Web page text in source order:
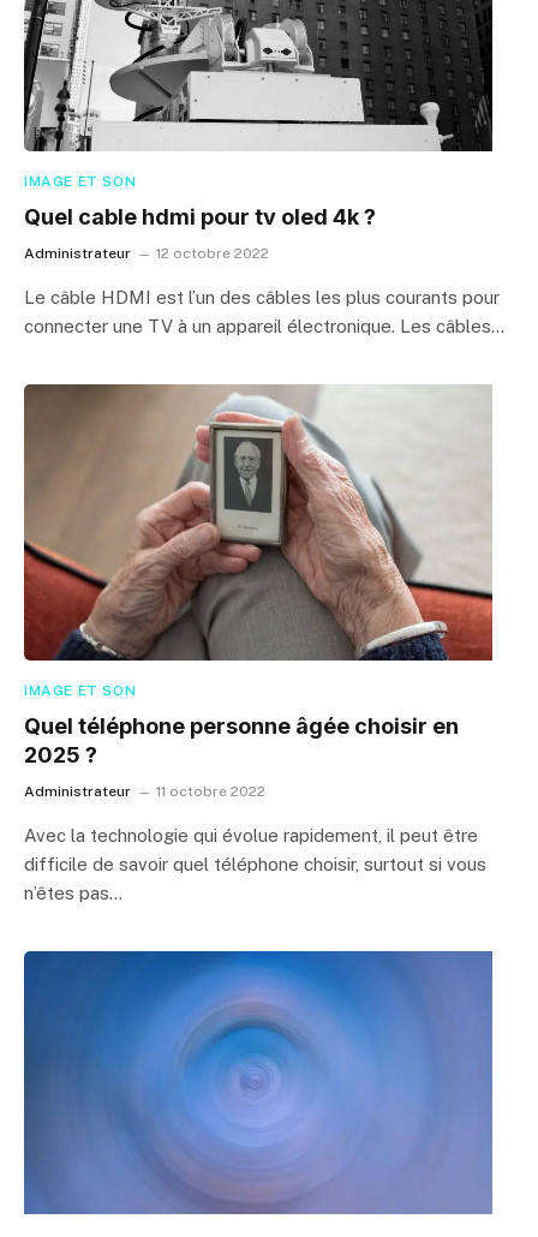
IMAGE ET SON
Quel cable hdmi pour tv oled 4k ?
Administrateur 12 octobre 2022
Le câble HDMI est l’un des câbles les plus courants pour
connecter une TV à un appareil électronique. Les câbles…
IMAGE ET SON
Quel téléphone personne âgée choisir en
2025 ?
Administrateur 11 octobre 2022
Avec la technologie qui évolue rapidement, il peut être
difficile de savoir quel téléphone choisir, surtout si vous
n’êtes pas…